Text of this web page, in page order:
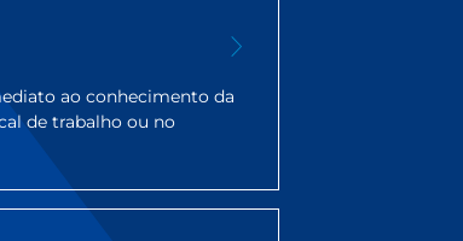
ao conhecimento da
de trabalho ou no